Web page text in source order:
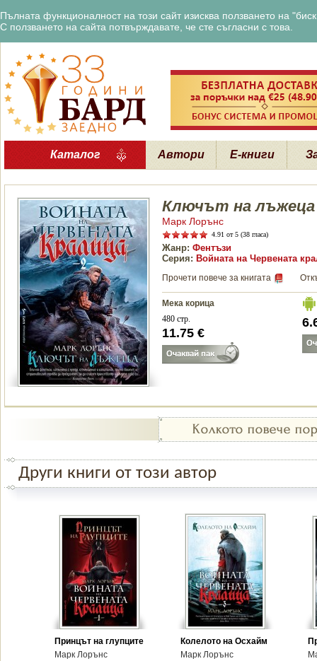
Пълната функционалност на този сайт изисква ползването на
С ползването на сайта потвърждавате, че сте съгласни с това.
Каталог Автори Е-книги
Ключът на лъжеца
Марк Лорънс
4.91 от 5 (38 гласа)
Жанр: Фентъзи
Серия: Войната на Червената
Прочети повече за книгата
Мека корица
480 стр.
11.75 €
Други книги от този автор
Принцът на глупците
Марк Лорънс
Колелото на Осхайм
Марк Лорънс